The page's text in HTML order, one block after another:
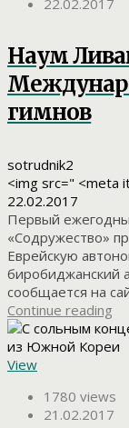
22.02.2017
Наум
гимнов
sotrudnik2
<img src=" <meta
22.02.2017
Первый
«Содружество»
Еврейскую
биробиджанский
сообщается на
Continue reading
View
1780 views
21.02.2017